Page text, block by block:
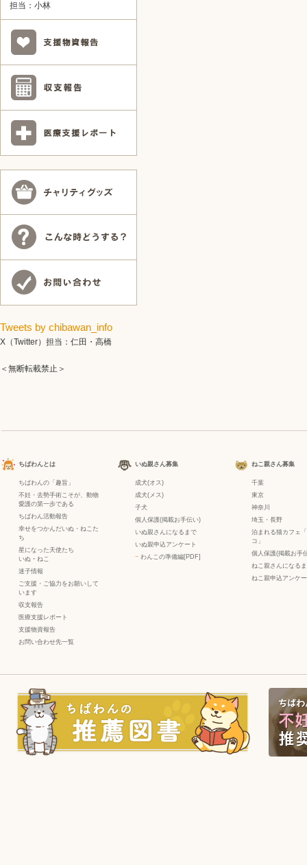
担当：小林
Tweets by chibawan_info
X（Twitter）担当：仁田・高橋
＜無断転載禁止＞
ちばわんとは
ちばわんの「趣旨」
不妊・去勢手術こそが、動物
愛護の第一歩である
ちばわん活動報告
幸せをつかんだいぬ・ねこた
ち
星になった天使たち
いぬ ・ ねこ
迷子情報
ご支援・ご協力をお願いして
います
収支報告
医療支援レポート
支援物資報告
お問い合わせ先一覧
いぬ親さん募集
成犬(オス)
成犬(メス)
子犬
個人保護(掲載お手伝い)
いぬ親さんになるまで
いぬ親申込アンケート
− わんこの準備編[PDF]
ねこ親さん募集
千葉
東京
神奈川
埼玉・長野
泊まれる猫カフェ
コ」
個人保護(掲載お手
ねこ親さんになる
ねこ親申込アンケ